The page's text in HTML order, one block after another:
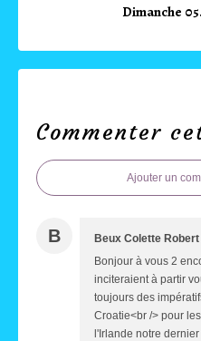
Dimanche
Commenter
Ajouter un
B Beux Colette Robert
Bonjour à vous 2
inciteraient à partir
toujours des
Croatie<br /> pour
l'Irlande notre